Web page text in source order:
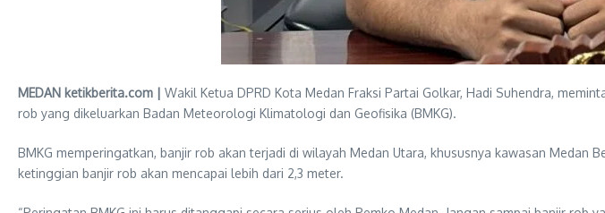
MEDAN ketikberita.com | Wakil Ketua DPRD Kota Medan Fraksi Partai Golkar, Hadi Suhendra,
rob yang dikeluarkan Badan Meteorologi Klimatologi dan Geofisika (BMKG).
BMKG memperingatkan, banjir rob akan terjadi di wilayah Medan Utara, khususnya kawasan
ketinggian banjir rob akan mencapai lebih dari 2,3 meter.